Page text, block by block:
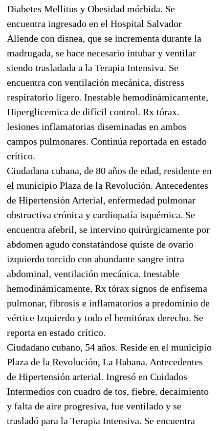
Diabetes Mellitus y Obesidad mórbida. Se
encuentra ingresado en el Hospital Salvador
Allende con disnea, que se incrementa durante la
madrugada, se hace necesario intubar y ventilar
siendo trasladada a la Terapia Intensiva. Se
encuentra con ventilación mecánica, distress
respiratorio ligero. Inestable hemodinámicamente,
Hiperglicemica de difícil control. Rx tórax.
lesiones inflamatorias diseminadas en ambos
campos pulmonares. Continúa reportada en estado
crítico.
Ciudadana cubana, de 80 años de edad, residente en
el municipio Plaza de la Revolución. Antecedentes
de Hipertensión Arterial, enfermedad pulmonar
obstructiva crónica y cardiopatía isquémica. Se
encuentra afebril, se intervino quirúrgicamente por
abdomen agudo constatándose quiste de ovario
izquierdo torcido con abundante sangre intra
abdominal, ventilación mecánica. Inestable
hemodinámicamente, Rx tórax signos de enfisema
pulmonar, fibrosis e inflamatorios a predominio de
vértice Izquierdo y todo el hemitórax derecho. Se
reporta en estado crítico.
Ciudadano cubano, 54 años. Reside en el municipio
Plaza de la Revolución, La Habana. Antecedentes
de Hipertensión arterial. Ingresó en Cuidados
Intermedios con cuadro de tos, fiebre, decaimiento
y falta de aire progresiva, fue ventilado y se
trasladó para la Terapia Intensiva. Se encuentra